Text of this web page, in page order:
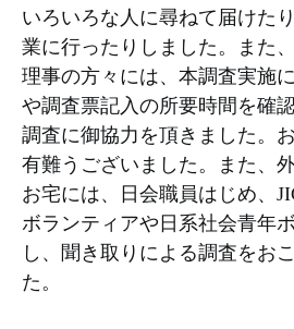
いろいろな人に尋ねて届けた
業に行ったりしました。また
理事の方々には、本調査実施
や調査票記入の所要時間を確
調査に御協力を頂きました。
有難うございました。また、
お宅には、日会職員はじめ、
ボランティアや日系社会青年
し、聞き取りによる調査をお
た。